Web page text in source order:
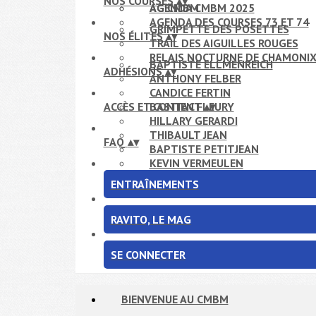
AG CMBM
AGENDA CMBM 2025
AGENDA DES COURSES 73 ET 74
GRIMPETTE DES POSETTES
TRAIL DES AIGUILLES ROUGES
RELAIS NOCTURNE DE CHAMONIX
NOS ÉLITES▴▾
BAPTISTE ELLMENREICH
ANTHONY FELBER
CANDICE FERTIN
BASTIEN FLEURY
HILLARY GERARDI
THIBAULT JEAN
BAPTISTE PETITJEAN
KEVIN VERMEULEN
ADHÉSIONS▴▾
ACCÈS ET CONTACT▴▾
FAQ ▴▾
ENTRAÎNEMENTS
RAVITO, LE MAG
SE CONNECTER
BIENVENUE AU CMBM